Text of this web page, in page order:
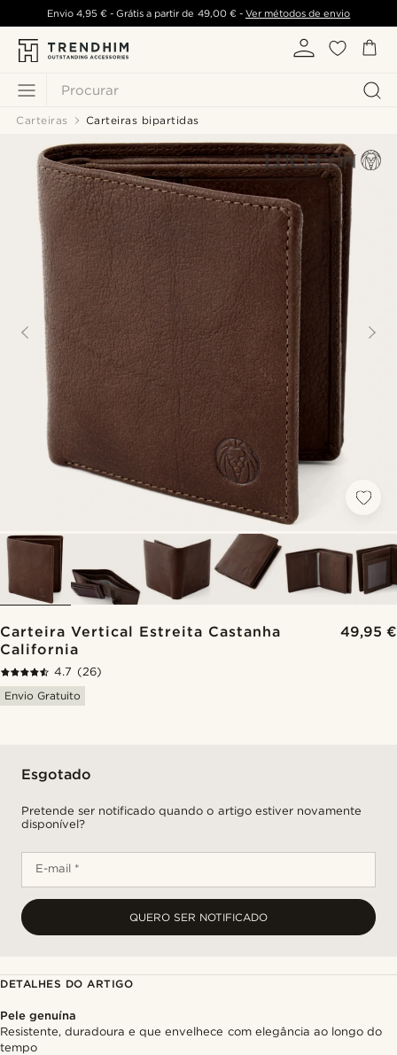
Procurar
Envio 4,95 €- Grátis a partir de 49,00 €- Ver métodos de envio
Carteiras Carteiras bipartidas
Carteira Vertical Estreita Castanha
California
49,95 €
4.7 (26)
Envio Gratuito
Esgotado
Pretende ser notificado quando o artigo estiver novamente
disponível?
E-mail *
QUERO SER NOTIFICADO
DETALHES DO ARTIGO
Pele genuína
Resistente, duradoura e que envelhece com elegância ao longo do
tempo